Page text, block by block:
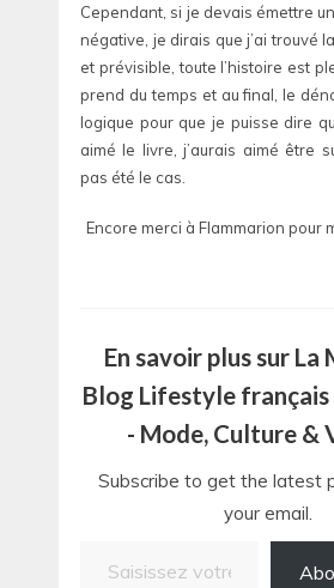
Cependant, si je devais émettre
négative, je dirais que j’ai trouvé
et prévisible, toute l’histoire est
prend du temps et au final, le
logique pour que je puisse dire
aimé le livre, j’aurais aimé être
pas été le cas.
Encore merci à Flammarion pour
En savoir plus sur La
Blog Lifestyle
- Mode, Culture &
Subscribe to get the latest
your email.